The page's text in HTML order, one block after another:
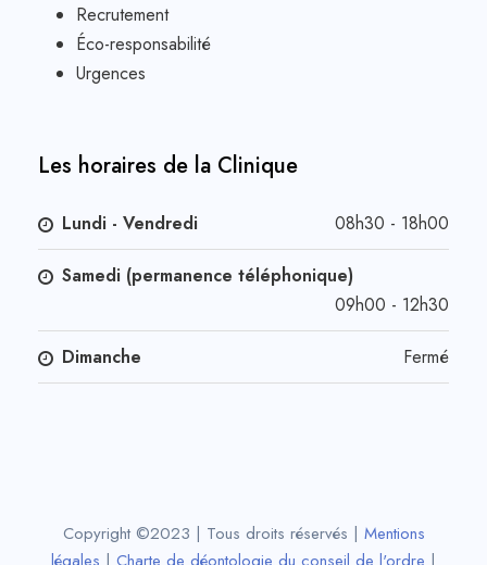
Recrutement
Éco-responsabilité
Urgences
Les horaires de la Clinique
Lundi - Vendredi 08h30 - 18h00
Samedi (permanence téléphonique)
09h00 - 12h30
Dimanche Fermé
Copyright ©2023 | Tous droits réservés | Mentions